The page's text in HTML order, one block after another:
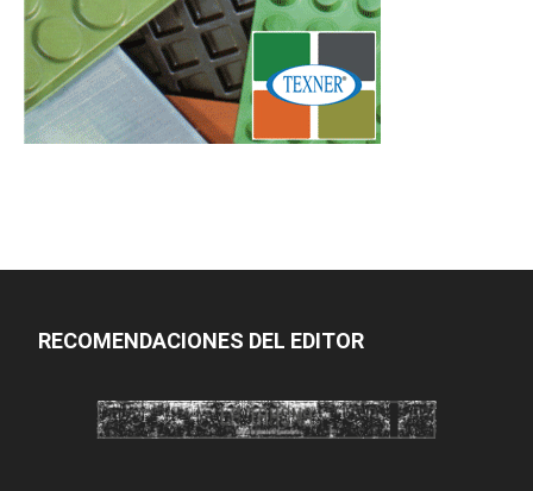
RECOMENDACIONES DEL EDITOR